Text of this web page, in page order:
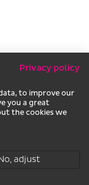
Privacy policy
to improve our
you a great
the cookies we
adjust